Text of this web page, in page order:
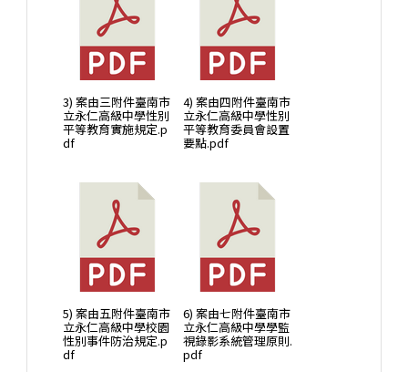
3) 案由三附件臺南市
立永仁高級中學性別
平等教育實施規定.p
df
4) 案由四附件臺南市
立永仁高級中學性別
平等教育委員會設置
要點.pdf
5) 案由五附件臺南市
立永仁高級中學校園
性別事件防治規定.p
df
6) 案由七附件臺南市
立永仁高級中學學監
視錄影系統管理原則.
pdf